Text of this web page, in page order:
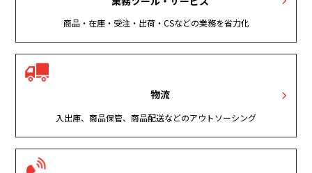
商品・在庫・受注・出荷・CSなどの業務を省力化
物流
入出庫、商品保管、商品配送などのアウトソーシング